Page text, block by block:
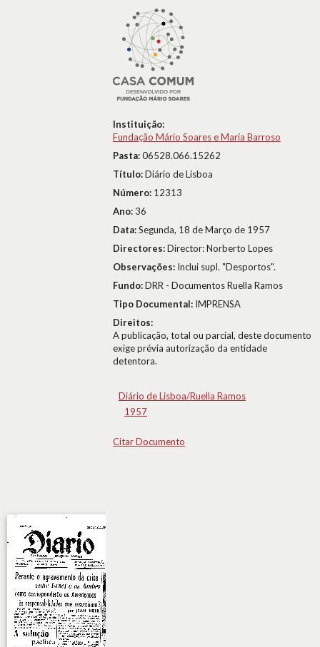
Instituição:
Fundação Mário Soares e Maria Barroso
Pasta:06528.066.15262
Título:Diário de Lisboa
Número: 12313
Ano:36
Data:Segunda, 18 de Março de 1957
Directores:Director: Norberto Lopes
Observações: Inclui supl. "Desportos".
Fundo:DRR - Documentos Ruella Ramos
Tipo Documental: IMPRENSA
Direitos:
A publicação, total ou parcial, deste documento
exige prévia autorização da entidade
detentora.
Diário de Lisboa/Ruella Ramos
1957
Citar Documento